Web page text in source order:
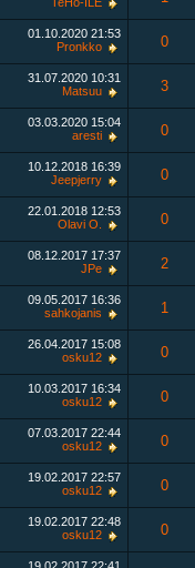
01.10.2020 21:53
Pronkko
0
31.07.2020 10:31
Matsuu
3
03.03.2020 15:04
aresti
0
10.12.2018 16:39
Jeepjerry
0
22.01.2018 12:53
Olavi O.
0
08.12.2017 17:37
JPe
2
09.05.2017 16:36
sahkojanis
1
26.04.2017 15:08
osku12
0
10.03.2017 16:34
osku12
0
07.03.2017 22:44
osku12
0
19.02.2017 22:57
osku12
0
19.02.2017 22:48
osku12
0